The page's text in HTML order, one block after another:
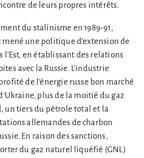
de leurs propres intérêts.
du stalinisme en 1989-91,
mené une politique d’extension de
l’Est, en établissant des relations
avec la Russie. L’industrie
de l’énergie russe bon marché
plus de la moitié du gaz
un tiers du pétrole total et la
allemandes de charbon
En raison des sanctions,
du gaz naturel liquéfié (GNL)